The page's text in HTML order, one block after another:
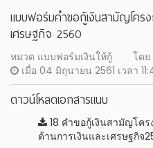
แบบฟอร์มคำขอกู้เงินสามัญโคร
เศรษฐกิจ 2560
หมวด แบบฟอร์มเงินให้กู้
โดย
เมื่อ 04 มิถุนายน 2561 เวลา
ดาวน์โหลดเอกสารแนบ
18 คำขอกู้เงินสามัญโค
ด้านการเงินและเศรษฐกิจ